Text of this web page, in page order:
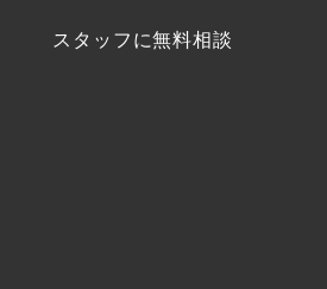
スタッフに無料相談